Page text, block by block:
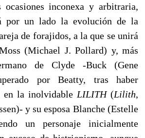
ocasiones inconexa y arbitraria,
por un lado la evolución de la
de forajidos, a la que se unirá
(Michael J. Pollard) y, más
de Clyde -Buck (Gene
por Beatty, tras haber
en la inolvidable LILITH(Lilith,
y su esposa Blanche (Estelle
un personaje inicialmente